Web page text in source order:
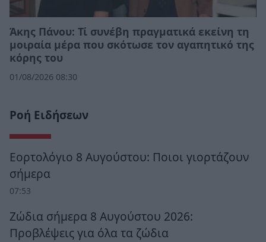
Άκης Πάνου: Τί συνέβη πραγματικά εκείνη τη
μοιραία μέρα που σκότωσε τον αγαπητικό της
κόρης του
01/08/2026 08:30
Ροή Ειδήσεων
Εορτολόγιο 8 Αυγούστου: Ποιοι γιορτάζουν
σήμερα
07:53
Ζώδια σήμερα 8 Αυγούστου 2026:
Προβλέψεις για όλα τα ζώδια